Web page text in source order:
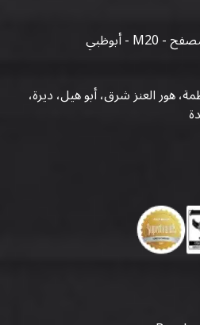
فاطمة، هور العنز شرق، أبو هيل، ديرة،